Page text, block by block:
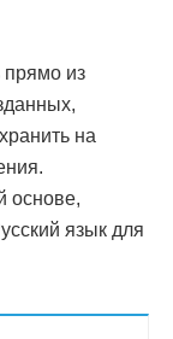
прямо из
на
основе,
язык для